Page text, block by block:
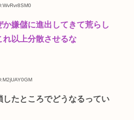
か嫌儲に進出してきて荒らし
れ以上分散させるな
したところでどうなるってい